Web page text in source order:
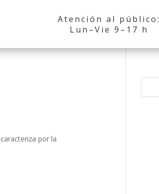
Atención al público:
Lun–Vie 9–17 h
por la